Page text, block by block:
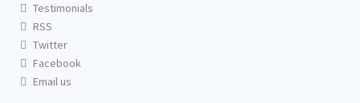
Testimonials
RSS
Twitter
Facebook
Email us